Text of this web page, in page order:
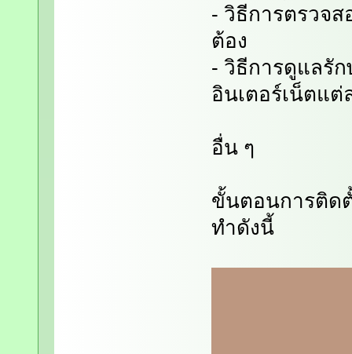
- วิธีการตรวจ
ต้อง
- วิธีการดูแลรั
อินเตอร์เน็ตแต่
อื่น ๆ
ขั้นตอนการติดตั้
ทำดังนี้